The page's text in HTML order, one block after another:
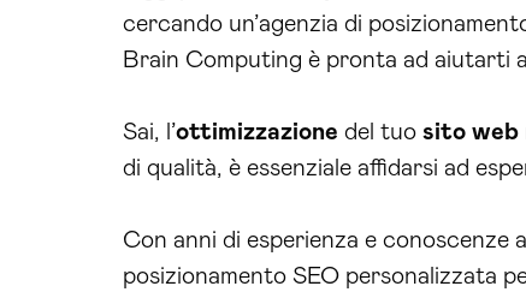
cercando un’agenzia di
Brain Computing è pronta ad aiutarti
Sai, l’ottimizzazione del tuo sito web
di qualità, è essenziale affidarsi ad
Con anni di esperienza e
posizionamento SEO personalizzata